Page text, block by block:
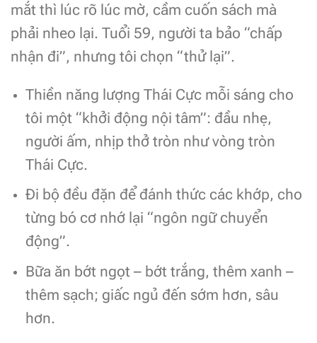
mắt thì lúc rõ lúc mờ, cầm cuốn sách mà
phải nheo lại. Tuổi 59, người ta bảo “chấp
nhận đi”, nhưng tôi chọn “thử lại”.
Thiền năng lượng Thái Cực mỗi sáng cho
tôi một “khởi động nội tâm”: đầu nhẹ,
người ấm, nhịp thở tròn như vòng tròn
Thái Cực.
Đi bộ đều đặn để đánh thức các khớp, cho
từng bó cơ nhớ lại “ngôn ngữ chuyển
động”.
Bữa ăn bớt ngọt – bớt trắng, thêm xanh –
thêm sạch; giấc ngủ đến sớm hơn, sâu
hơn.